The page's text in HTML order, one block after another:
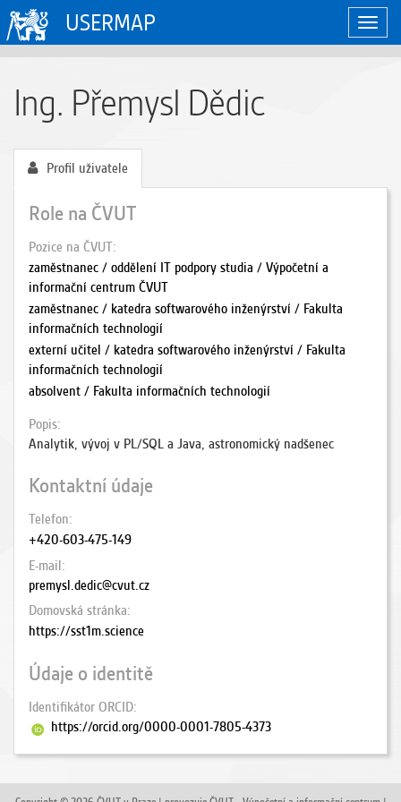
USERMAP
Ing. Přemysl Dědic
Profil uživatele
Role na ČVUT
Pozice na ČVUT
zaměstnanec / oddělení IT podpory studia / Výpočetní a
informační centrum ČVUT
zaměstnanec / katedra softwarového inženýrství / Fakulta
informačních technologií
externí učitel / katedra softwarového inženýrství / Fakulta
informačních technologií
absolvent / Fakulta informačních technologií
Popis
Analytik, vývoj v PL/SQL a Java, astronomický nadšenec
Kontaktní údaje
Telefon
+420-603-475-149
E-mail
premysl.dedic@cvut.cz
Domovská stránka
https://sst1m.science
Údaje o identitě
Identifikátor ORCID
https://orcid.org/0000-0001-7805-4373